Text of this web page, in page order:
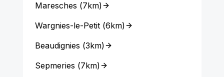
Maresches (7km)
Wargnies-le-Petit(6km)
Beaudignies (3km)
Sepmeries (7km)